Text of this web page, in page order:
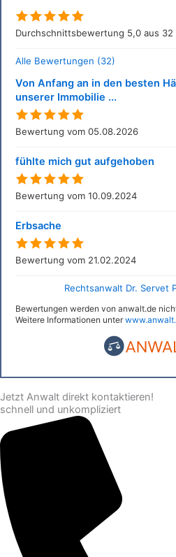
Durchschnittsbewertung 5,0 aus
Alle Bewertungen (32)
Von Anfang an in den besten
unserer Immobilie ...
Bewertung vom 05.08.2026
fühlte mich gut aufgehoben
Bewertung vom 10.09.2024
Erbsache
Bewertung vom 21.02.2024
Rechtsanwalt Dr. Servet
Bewertungen werden von anwalt.de
Weitere Informationen unter
Jetzt Anwalt direkt kontaktieren!
schnell und unkompliziert